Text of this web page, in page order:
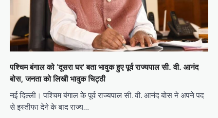
पश्चिम बंगाल को ‘दूसरा घर’ बता भावुक हुए पूर्व राज्यपाल सी. वी. आनंद
बोस, जनता को लिखी भावुक चिट्ठी
नई दिल्ली। पश्चिम बंगाल के पूर्व राज्यपाल सी. वी. आनंद बोस ने अपने पद
से इस्तीफा देने के बाद राज्य…